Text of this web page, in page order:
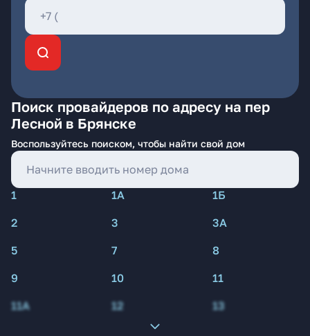
Поиск провайдеров по адресу на пер
Лесной в Брянске
Воспользуйтесь поиском, чтобы найти свой дом
1 1А
1Б
2
3
3А
5
7
8
9
10
11
11А
12 13